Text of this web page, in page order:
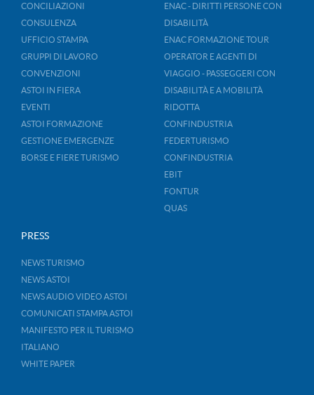
CONCILIAZIONI
CONSULENZA
UFFICIO STAMPA
GRUPPI DI LAVORO
CONVENZIONI
ASTOI IN FIERA
EVENTI
ASTOI FORMAZIONE
GESTIONE EMERGENZE
BORSE E FIERE TURISMO
ENAC - DIRITTI PERSONE CON
DISABILITÀ
ENAC FORMAZIONE TOUR
OPERATOR E AGENTI DI
VIAGGIO - PASSEGGERI CON
DISABILITÀ E A MOBILITÀ
RIDOTTA
CONFINDUSTRIA
FEDERTURISMO
CONFINDUSTRIA
EBIT
FONTUR
QUAS
PRESS
NEWS TURISMO
NEWS ASTOI
NEWS AUDIO VIDEO ASTOI
COMUNICATI STAMPA ASTOI
MANIFESTO PER IL TURISMO
ITALIANO
WHITE PAPER